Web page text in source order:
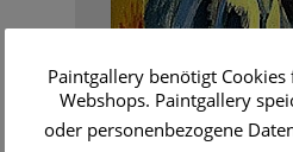
Paintgallery benötigt
Webshops. Paintgallery
oder personenbezogene